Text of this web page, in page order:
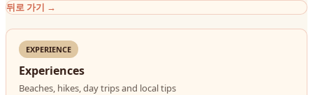
뒤로 가기 →
EXPERIENCE
Experiences
Beaches, hikes, day trips and local tips